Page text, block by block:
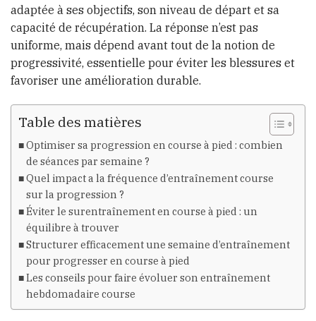
adaptée à ses objectifs, son niveau de départ et sa
capacité de récupération. La réponse n’est pas
uniforme, mais dépend avant tout de la notion de
progressivité, essentielle pour éviter les blessures et
favoriser une amélioration durable.
Table des matières
Optimiser sa progression en course à pied : combien
de séances par semaine ?
Quel impact a la fréquence d’entraînement course
sur la progression ?
Éviter le surentraînement en course à pied : un
équilibre à trouver
Structurer efficacement une semaine d’entraînement
pour progresser en course à pied
Les conseils pour faire évoluer son entraînement
hebdomadaire course